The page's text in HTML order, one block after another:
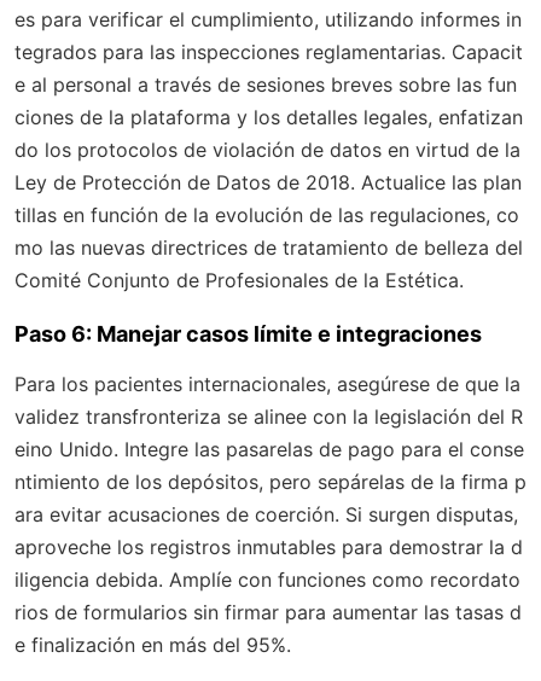
es para verificar el cumplimiento, utilizando informes in
tegrados para las inspecciones reglamentarias. Capacit
e al personal a través de sesiones breves sobre las fun
ciones de la plataforma y los detalles legales, enfatizan
do los protocolos de violación de datos en virtud de la
Ley de Protección de Datos de 2018. Actualice las plan
tillas en función de la evolución de las regulaciones, co
mo las nuevas directrices de tratamiento de belleza del
Comité Conjunto de Profesionales de la Estética.
Paso 6: Manejar casos límite e integraciones
Para los pacientes internacionales, asegúrese de que la
validez transfronteriza se alinee con la legislación del R
eino Unido. Integre las pasarelas de pago para el conse
ntimiento de los depósitos, pero sepárelas de la firma p
ara evitar acusaciones de coerción. Si surgen disputas,
aproveche los registros inmutables para demostrar la d
iligencia debida. Amplíe con funciones como recordato
rios de formularios sin firmar para aumentar las tasas d
e finalización en más del 95%.